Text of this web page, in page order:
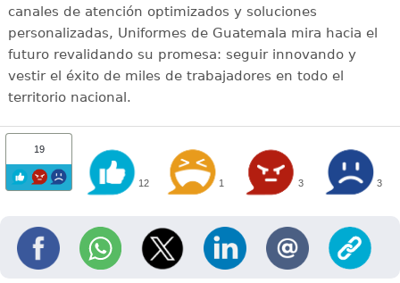
canales de atención optimizados y soluciones
personalizadas, Uniformes de Guatemala mira hacia el
futuro revalidando su promesa: seguir innovando y
vestir el éxito de miles de trabajadores en todo el
territorio nacional.
19
12 1 3 3